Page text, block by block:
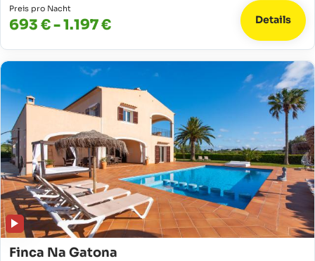
Preis pro Nacht
693 € - 1.197 € Details
Finca Na Gatona